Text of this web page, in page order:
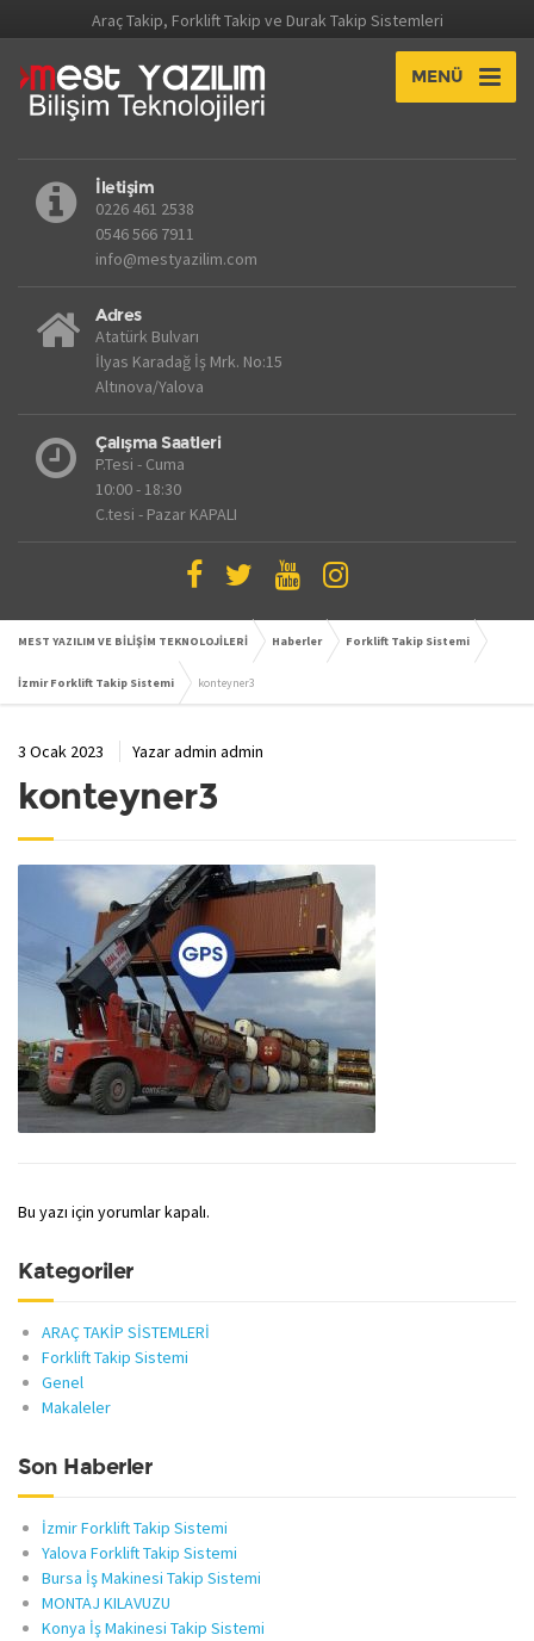
Araç Takip, Forklift Takip ve Durak Takip Sistemleri
MENÜ
İletişim
0226 461 2538
0546 566 7911
info@mestyazilim.com
Adres
Atatürk Bulvarı
İlyas Karadağ İş Mrk. No:15
Altınova/Yalova
Çalışma Saatleri
P.Tesi - Cuma
10:00 - 18:30
C.tesi - Pazar KAPALI
MEST YAZILIM VE BİLİŞİM TEKNOLOJİLERİ Haberler Forklift Takip Sistemi
İzmir Forklift Takip Sistemi konteyner3
3 Ocak 2023 Yazaradmin admin
konteyner3
Bu yazı için yorumlar kapalı.
Kategoriler
ARAÇ TAKİP SİSTEMLERİ
Forklift Takip Sistemi
Genel
Makaleler
Son Haberler
İzmir Forklift Takip Sistemi
Yalova Forklift Takip Sistemi
Bursa İş Makinesi Takip Sistemi
MONTAJ KILAVUZU
Konya İş Makinesi Takip Sistemi